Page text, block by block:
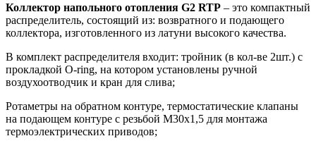
Коллектор напольного отопления G2 RTP – это компактный
распределитель, состоящий из: возвратного и подающего
коллектора, изготовленного из латуни высокого качества.
В комплект распределителя входит: тройник (в кол-ве 2шт.) с
прокладкой O-ring, на котором установлены ручной
воздухоотводчик и кран для слива;
Ротаметры на обратном контуре, термостатические клапаны
на подающем контуре с резьбой М30х1,5 для монтажа
термоэлектрических приводов;